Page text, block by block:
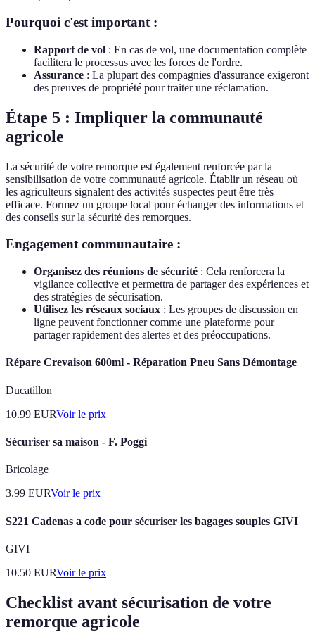
Pourquoi c'est important :
Rapport de vol : En cas de vol, une documentation complète
facilitera le processus avec les forces de l'ordre.
Assurance : La plupart des compagnies d'assurance exigeront
des preuves de propriété pour traiter une réclamation.
Étape 5 : Impliquer la communauté
agricole
La sécurité de votre remorque est également renforcée par la
sensibilisation de votre communauté agricole. Établir un réseau où
les agriculteurs signalent des activités suspectes peut être très
efficace. Formez un groupe local pour échanger des informations et
des conseils sur la sécurité des remorques.
Engagement communautaire :
Organisez des réunions de sécurité : Cela renforcera la
vigilance collective et permettra de partager des expériences et
des stratégies de sécurisation.
Utilisez les réseaux sociaux : Les groupes de discussion en
ligne peuvent fonctionner comme une plateforme pour
partager rapidement des alertes et des préoccupations.
Répare Crevaison 600ml - Réparation Pneu Sans Démontage
Ducatillon
10.99 EURVoir le prix
Sécuriser sa maison - F. Poggi
Bricolage
3.99 EURVoir le prix
S221 Cadenas a code pour sécuriser les bagages souples GIVI
GIVI
10.50 EURVoir le prix
Checklist avant sécurisation de votre
remorque agricole